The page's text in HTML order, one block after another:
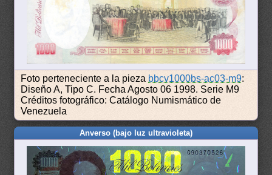
Foto perteneciente a la pieza bbcv1000bs-ac03-m9:
Diseño A, Tipo C. Fecha Agosto 06 1998. Serie M9
Créditos fotográfico: Catálogo Numismático de
Venezuela
Anverso (bajo luz ultravioleta)